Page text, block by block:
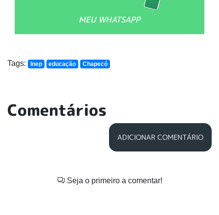
MEU WHATSAPP
Tags: Inep educação Chapecó
Comentários
ADICIONAR COMENTÁRIO
Seja o primeiro a comentar!